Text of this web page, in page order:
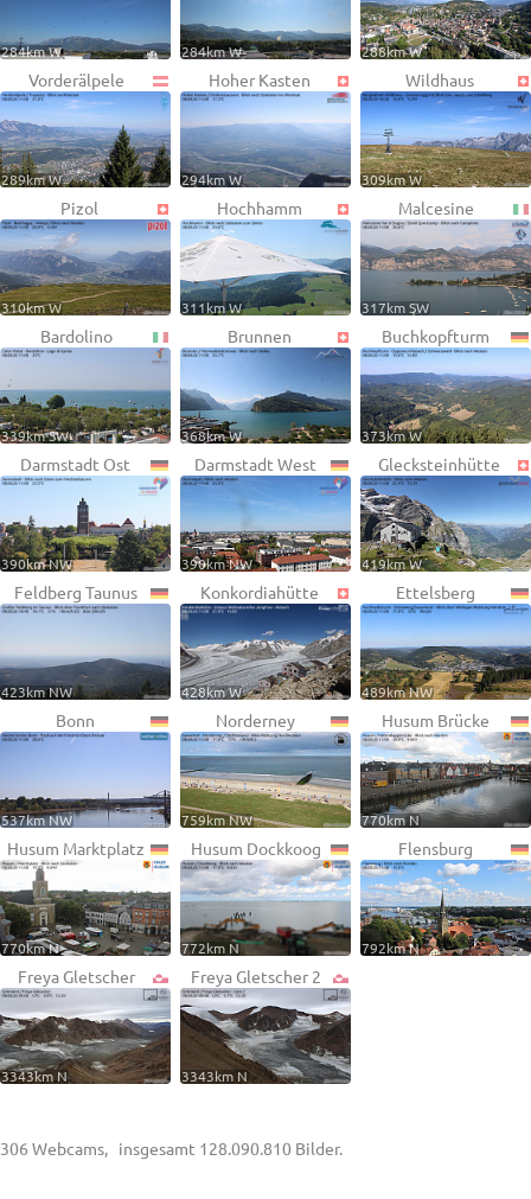
284km W 284km W 288km W
Vorderälpele
289km W
Hoher Kasten
294km W
Wildhaus
309km W
Pizol
310km W
Hochhamm
311km W
Malcesine
317km SW
Bardolino
339km SW
Brunnen
368km W
Buchkopfturm
373km W
Darmstadt Ost
390km NW
Darmstadt West
390km NW
Glecksteinhütte
419km W
Feldberg Taunus
423km NW
Konkordiahütte
428km W
Ettelsberg
489km NW
Bonn
537km NW
Norderney
759km NW
Husum Brücke
770km N
Husum Marktplatz
770km N
Husum Dockkoog
772km N
Flensburg
792km N
Freya Gletscher
3343km N
Freya Gletscher 2
3343km N
306 Webcams, insgesamt 128.090.810 Bilder.